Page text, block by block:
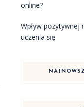
online?
Wpływ pozytywnej
uczenia się